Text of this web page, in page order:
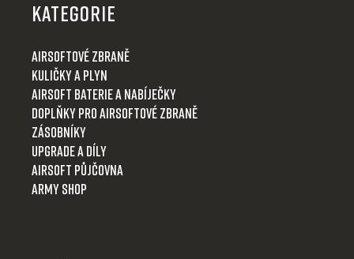
KATEGORIE
Airsoftové zbraně
Kuličky a plyn
Airsoft baterie a nabíječky
Doplňky pro airsoftové zbraně
Zásobníky
Upgrade a díly
Airsoft půjčovna
Army shop